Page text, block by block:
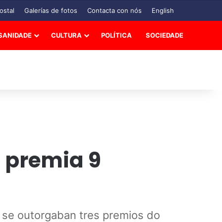
Galerías de fotos Contacta con nós English
CULTURA POLÍTICA SOCIEDADE
premia 9
outorgaban tres premios do